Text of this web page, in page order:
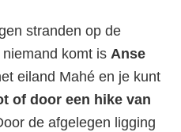
stranden op de
komt is Anse
eiland Mahé en je kunt
of door een hike van
de afgelegen ligging